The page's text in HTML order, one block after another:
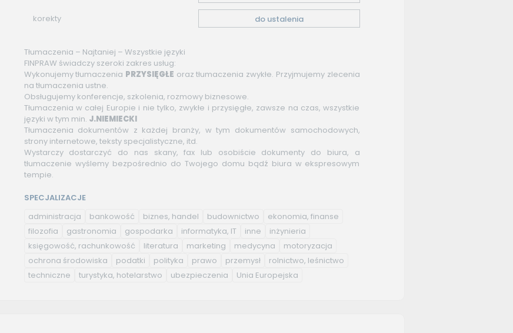
korekty do ustalenia
Tłumaczenia – Najtaniej – Wszystkie języki
FINPRAW świadczy szeroki zakres usług:
Wykonujemy tłumaczenia PRZYSIĘGŁE oraz tłumaczenia zwykłe. Przyjmujemy zlecenia
na tłumaczenia ustne.
Obsługujemy konferencje, szkolenia, rozmowy biznesowe.
Tłumaczenia w całej Europie i nie tylko, zwykłe i przysięgłe, zawsze na czas, wszystkie
języki w tym min. J.NIEMIECKI
Tłumaczenia dokumentów z każdej branży, w tym dokumentów samochodowych,
strony internetowe, teksty specjalistyczne, itd.
Wystarczy dostarczyć do nas skany, fax lub osobiście dokumenty do biura, a
tłumaczenie wyślemy bezpośrednio do Twojego domu bądź biura w ekspresowym
tempie.
SPECJALIZACJE
administracja
bankowość biznes, handel budownictwo
ekonomia, finanse
filozofia
gastronomia gospodarka informatyka, IT inne
inżynieria
księgowość, rachunkowość
literatura marketing medycyna
motoryzacja
ochrona środowiska
podatki polityka prawo przemysł
rolnictwo, leśnictwo
techniczne
turystyka, hotelarstwo ubezpieczenia Unia Europejska